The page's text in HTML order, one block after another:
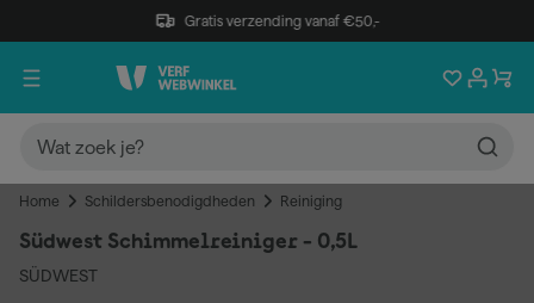
Gratis verzending vanaf €50,-
Home Schildersbenodigdheden Reiniging
Südwest Schimmelreiniger - 0,5L
SÜDWEST